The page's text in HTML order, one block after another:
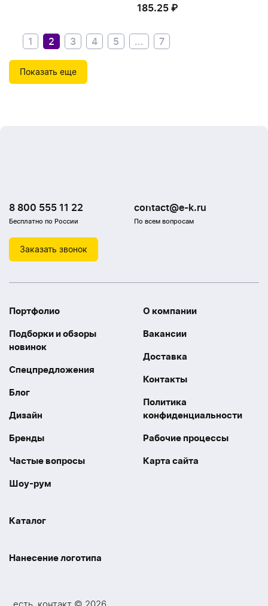
185.25 ₽
185.25 ₽
1 2 3 4 5 ... 7
Показать еще
8 800 555 11 22
Бесплатно по России
contact@e-k.ru
По всем вопросам
Заказать звонок
Портфолио
Подборки и обзоры
новинок
Спецпредложения
Блог
Дизайн
Бренды
Частые вопросы
Шоу-рум
О компании
Вакансии
Доставка
Контакты
Политика
конфиденциальности
Рабочие процессы
Карта сайта
Каталог
Нанесение логотипа
_есть_контакт © 2026